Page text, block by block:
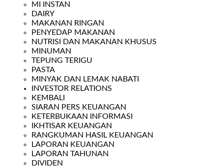
MI INSTAN
DAIRY
MAKANAN RINGAN
PENYEDAP MAKANAN
NUTRISI DAN MAKANAN KHUSUS
MINUMAN
TEPUNG TERIGU
PASTA
MINYAK DAN LEMAK NABATI
INVESTOR RELATIONS
KEMBALI
SIARAN PERS KEUANGAN
KETERBUKAAN INFORMASI
IKHTISAR KEUANGAN
RANGKUMAN HASIL KEUANGAN
LAPORAN KEUANGAN
LAPORAN TAHUNAN
DIVIDEN